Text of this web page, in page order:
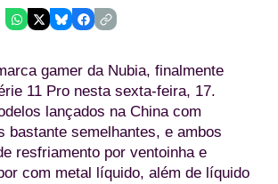
gamer da Nubia, finalmente
11 Pro nesta sexta-feira, 17.
lançados na China com
bastante semelhantes, e ambos
resfriamento por ventoinha e
com metal líquido, além de líquido